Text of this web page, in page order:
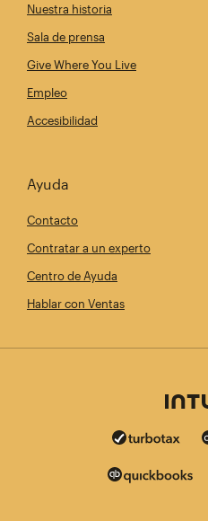
Nuestra historia
Sala de prensa
Give Where You Live
Empleo
Accesibilidad
Ayuda
Contacto
Contratar a un experto
Centro de Ayuda
Hablar con Ventas